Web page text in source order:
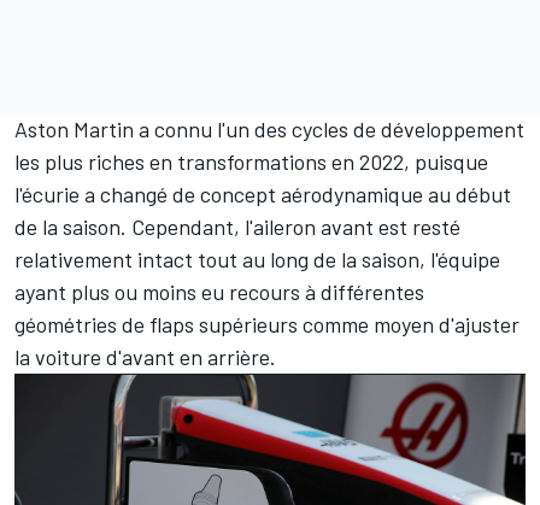
Aston Martin a connu l'un des cycles de développement
les plus riches en transformations en 2022, puisque
l'écurie a changé de concept aérodynamique au début
de la saison. Cependant, l'aileron avant est resté
relativement intact tout au long de la saison, l'équipe
ayant plus ou moins eu recours à différentes
géométries de flaps supérieurs comme moyen d'ajuster
la voiture d'avant en arrière.